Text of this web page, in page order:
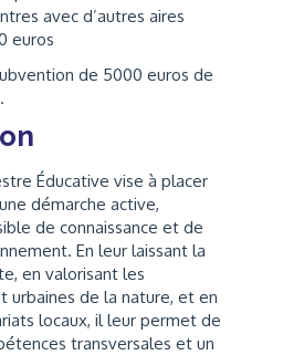
avec d’autres aires
euros
de 5000 euros de
Éducative vise à placer
démarche active,
de connaissance et de
En leur laissant la
en valorisant les
urbaines de la nature, et en
locaux, il leur permet de
transversales et un